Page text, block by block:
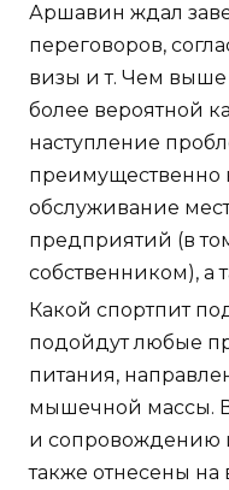
Аршавин ждал
переговоров,
визы и т. Чем выше
более вероятной
наступление
преимущественно
обслуживание
предприятий (в
собственником), а
Какой спортпит
подойдут любые
питания,
мышечной массы.
и сопровождению
также отнесены